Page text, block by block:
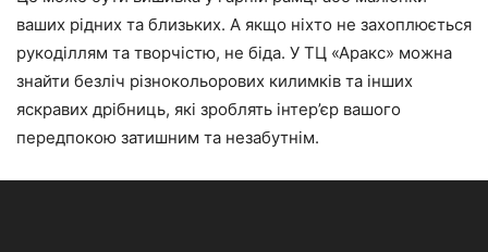
ваших рідних та близьких. А якщо ніхто не захоплюється
рукоділлям та творчістю, не біда. У ТЦ «Аракс» можна
знайти безліч різнокольорових килимків та інших
яскравих дрібниць, які зроблять інтер’єр вашого
передпокою затишним та незабутнім.